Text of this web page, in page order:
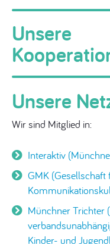
Unsere
Unsere
Wir sind Mitglied in:
Interaktiv
GMK (Gesellschaft
Münchner Trichter
Kinder- und